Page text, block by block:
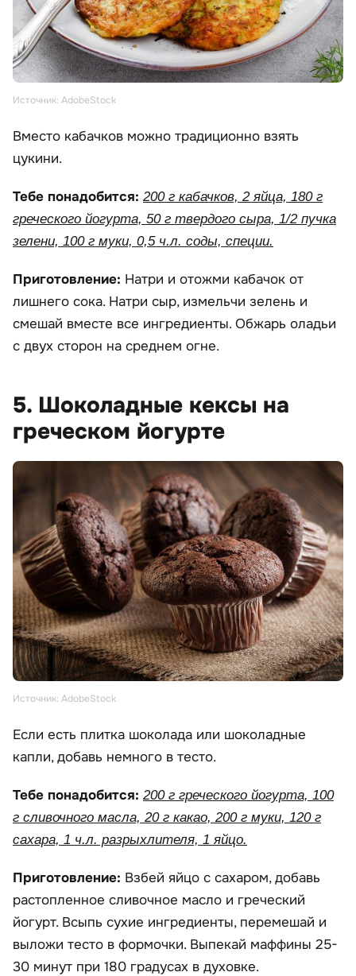
Источник: AdobeStock
Вместо кабачков можно традиционно взять
цукини.
Тебе понадобится: 200 г кабачков, 2 яйца, 180 г
греческого йогурта, 50 г твердого сыра, 1/2 пучка
зелени, 100 г муки, 0,5 ч.л. соды, специи.
Приготовление: Натри и отожми кабачок от
лишнего сока. Натри сыр, измельчи зелень и
смешай вместе все ингредиенты. Обжарь оладьи
с двух сторон на среднем огне.
5. Шоколадные кексы на
греческом йогурте
Источник: AdobeStock
Если есть плитка шоколада или шоколадные
капли, добавь немного в тесто.
Тебе понадобится: 200 г греческого йогурта, 100
г сливочного масла, 20 г какао, 200 г муки, 120 г
сахара, 1 ч.л. разрыхлителя, 1 яйцо.
Приготовление: Взбей яйцо с сахаром, добавь
растопленное сливочное масло и греческий
йогурт. Всыпь сухие ингредиенты, перемешай и
выложи тесто в формочки. Выпекай маффины 25-
30 минут при 180 градусах в духовке.